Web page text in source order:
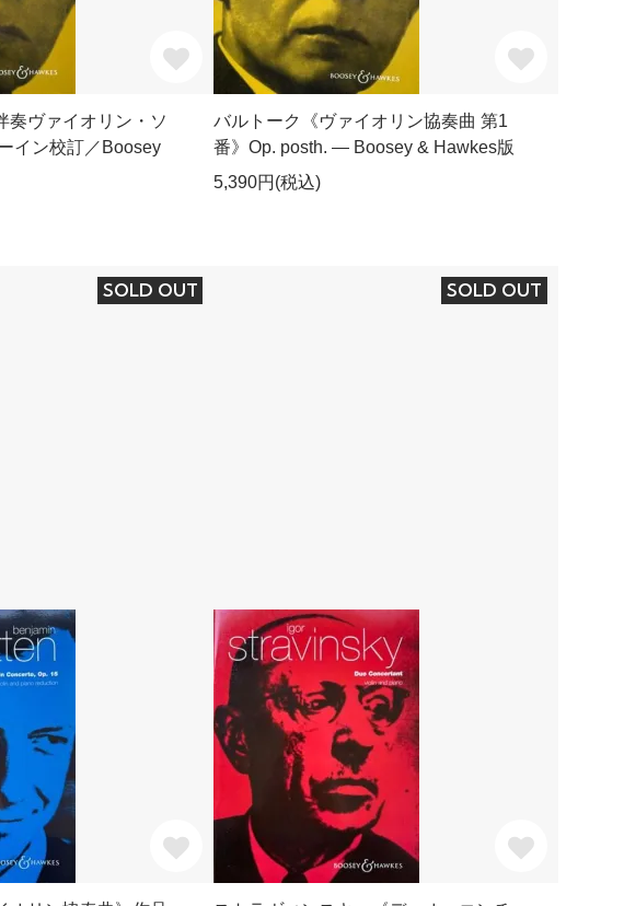
奏ヴァイオリン・ソ
イン校訂／Boosey
バルトーク《ヴァイオリン協奏曲 第1
番》Op. posth. ― Boosey & Hawkes版
5,390円(税込)
SOLD OUT SOLD OUT